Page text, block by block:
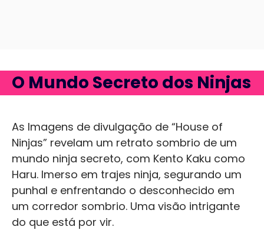
O Mundo Secreto dos Ninjas
As Imagens de divulgação de “House of
Ninjas” revelam um retrato sombrio de um
mundo ninja secreto, com Kento Kaku como
Haru. Imerso em trajes ninja, segurando um
punhal e enfrentando o desconhecido em
um corredor sombrio. Uma visão intrigante
do que está por vir.